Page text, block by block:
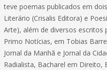
teve poemas publicados em
Literário (Crisalis Editora) e
Arte), além de diversos escritos
Primo Notícias, em Tobias
Jornal da Manhã e Jornal da
Radialista, Bacharel em Direito,